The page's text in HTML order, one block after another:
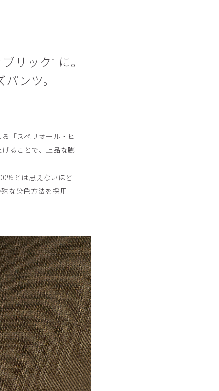
リック” に。
ンツ。
「スペリオール・ピ
ることで、上品な膨
とは思えないほど
な染色方法を採用